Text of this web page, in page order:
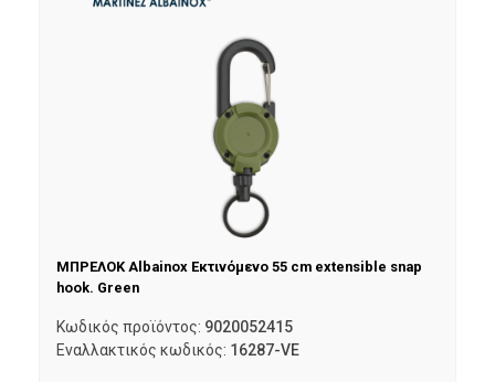
ΜΠΡΕΛΟΚ Albainox Εκτινόμενο 55 cm extensible snap
hook. Green
Κωδικός προϊόντος: 9020052415
Εναλλακτικός κωδικός: 16287-VE